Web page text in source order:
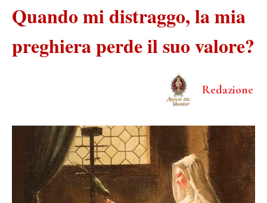
Quando mi distraggo, la mia
preghiera perde il suo valore?
Redazione